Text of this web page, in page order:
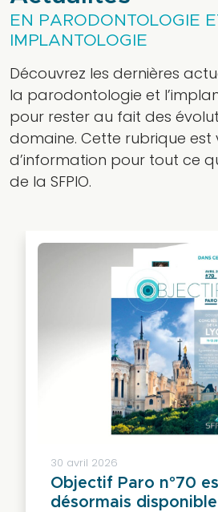
EN PARODONTOLOGIE
IMPLANTOLOGIE
Découvrez les dernières
la parodontologie et
pour rester au fait des
domaine. Cette rubrique est
d’information pour tout ce
de la SFPIO.
30 avril 2026
Objectif Paro n°70
désormais
aujourd’hui et
intégrez une
engagée
dans le
progrès de la
profession.
ADHÉSION
ouvrages
spécialisés